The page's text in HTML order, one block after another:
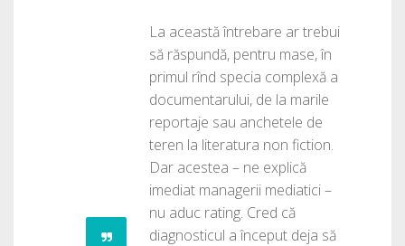
La această întrebare ar trebui
să răspundă, pentru mase, în
primul rînd specia complexă a
documentarului, de la marile
reportaje sau anchetele de
teren la literatura non fiction.
Dar acestea – ne explică
imediat managerii mediatici –
nu aduc rating. Cred că
diagnosticul a început deja să